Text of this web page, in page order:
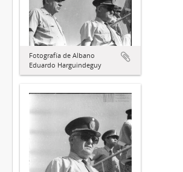
Fotografía de Albano
Eduardo Harguindeguy